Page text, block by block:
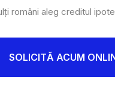
români aleg creditul
SOLICITĂ ACUM